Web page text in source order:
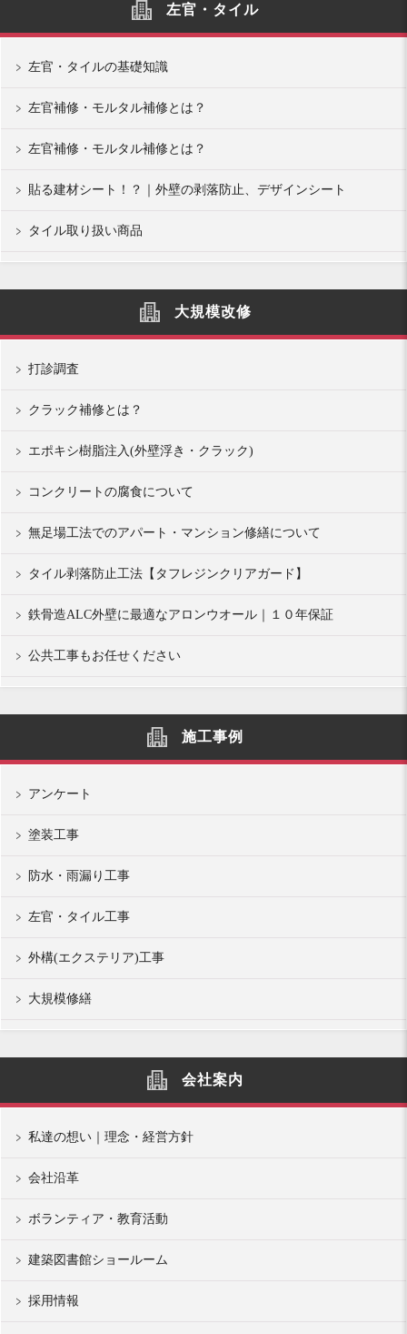
左官・タイル
左官・タイルの基礎知識
左官補修・モルタル補修とは？
左官補修・モルタル補修とは？
貼る建材シート！？｜外壁の剥落防止、デザインシート
タイル取り扱い商品
大規模改修
打診調査
クラック補修とは？
エポキシ樹脂注入(外壁浮き・クラック)
コンクリートの腐食について
無足場工法でのアパート・マンション修繕について
タイル剥落防止工法【タフレジンクリアガード】
鉄骨造ALC外壁に最適なアロンウオール｜１０年保証
公共工事もお任せください
施工事例
アンケート
塗装工事
防水・雨漏り工事
左官・タイル工事
外構(エクステリア)工事
大規模修繕
会社案内
私達の想い｜理念・経営方針
会社沿革
ボランティア・教育活動
建築図書館ショールーム
採用情報